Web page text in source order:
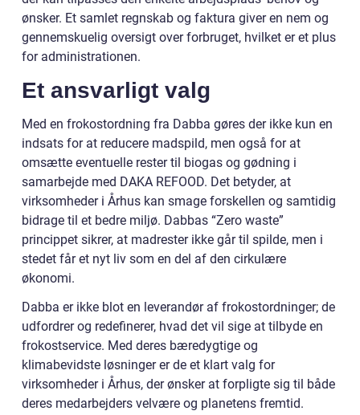
ønsker. Et samlet regnskab og faktura giver en nem og
gennemskuelig oversigt over forbruget, hvilket er et plus
for administrationen.
Et ansvarligt valg
Med en frokostordning fra Dabba gøres der ikke kun en
indsats for at reducere madspild, men også for at
omsætte eventuelle rester til biogas og gødning i
samarbejde med DAKA REFOOD. Det betyder, at
virksomheder i Århus kan smage forskellen og samtidig
bidrage til et bedre miljø. Dabbas “Zero waste”
princippet sikrer, at madrester ikke går til spilde, men i
stedet får et nyt liv som en del af den cirkulære
økonomi.
Dabba er ikke blot en leverandør af frokostordninger; de
udfordrer og redefinerer, hvad det vil sige at tilbyde en
frokostservice. Med deres bæredygtige og
klimabevidste løsninger er de et klart valg for
virksomheder i Århus, der ønsker at forpligte sig til både
deres medarbejders velvære og planetens fremtid.